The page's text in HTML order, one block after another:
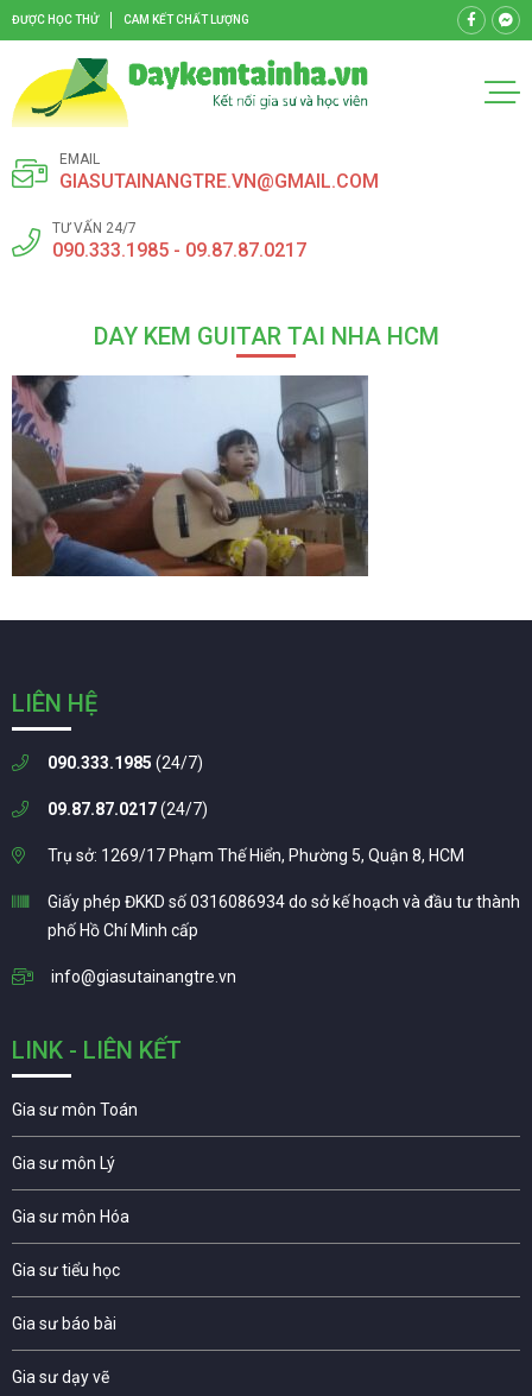
ĐƯỢC HỌC THỬ CAM KẾT CHẤT LƯỢNG
EMAIL
GIASUTAINANGTRE.VN@GMAIL.COM
TƯ VẤN 24/7
090.333.1985 - 09.87.87.0217
DAY KEM GUITAR TAI NHA HCM
LIÊN HỆ
090.333.1985 (24/7)
09.87.87.0217(24/7)
Trụ sở: 1269/17 Phạm Thế Hiển, Phường 5, Quận 8, HCM
Giấy phép ĐKKD số 0316086934 do sở kế hoạch và đầu tư thành
phố Hồ Chí Minh cấp
info@giasutainangtre.vn
LINK - LIÊN KẾT
Gia sư môn Toán
Gia sư môn Lý
Gia sư môn Hóa
Gia sư tiểu học
Gia sư báo bài
Gia sư dạy vẽ